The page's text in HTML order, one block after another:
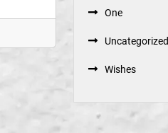
One
Uncategorized
Wishes